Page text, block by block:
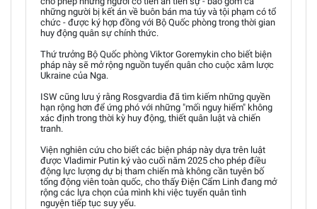
những người bị kết án về buôn bán ma túy và tội phạm có tổ
chức - được ký hợp đồng với Bộ Quốc phòng trong thời gian
huy động quân sự chính thức.
Thứ trưởng Bộ Quốc phòng Viktor Goremykin cho biết biện
pháp này sẽ mở rộng nguồn tuyển quân cho cuộc xâm lược
Ukraine của Nga.
ISW cũng lưu ý rằng Rosgvardia đã tìm kiếm những quyền
hạn rộng hơn để ứng phó với những "mối nguy hiểm" không
xác định trong thời kỳ huy động, thiết quân luật và chiến
tranh.
Viện nghiên cứu cho biết các biện pháp này dựa trên luật
được Vladimir Putin ký vào cuối năm 2025 cho phép điều
động lực lượng dự bị tham chiến mà không cần tuyên bố
tổng động viên toàn quốc, cho thấy Điện Cẩm Linh đang mở
rộng các lựa chọn của mình khi việc tuyển quân tình
nguyện tiếp tục suy yếu.